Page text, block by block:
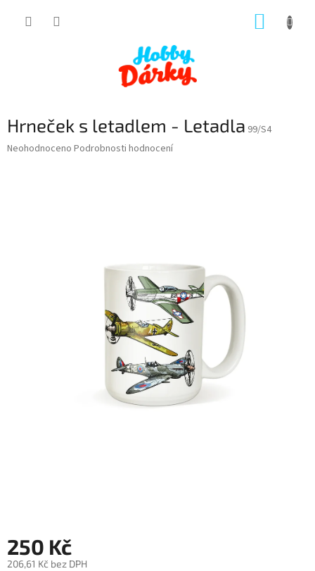
Hrneček s letadlem - Letadla 99/S4
Průměrné
Neohodnoceno Podrobnosti hodnocení
250 Kč
206,61 Kč bez DPH